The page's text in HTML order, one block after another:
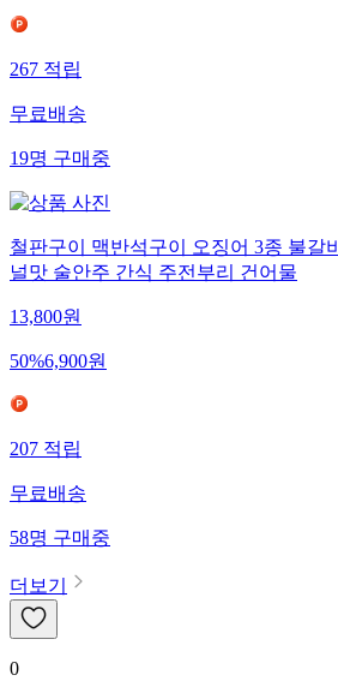
267적립
무료배송
19명구매중
철판구이 맥반석구이 오징어 3종 불갈
널맛 술안주 간식 주전부리 건어물
13,800원
50%6,900원
207적립
무료배송
58명구매중
더보기
0